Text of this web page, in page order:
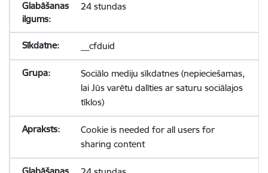
24 stundas
__cfduid
Sociālo mediju sīkdatnes (nepieciešamas,
lai Jūs varētu dalīties ar saturu sociālajos
tīklos)
Cookie is needed for all users for
sharing content